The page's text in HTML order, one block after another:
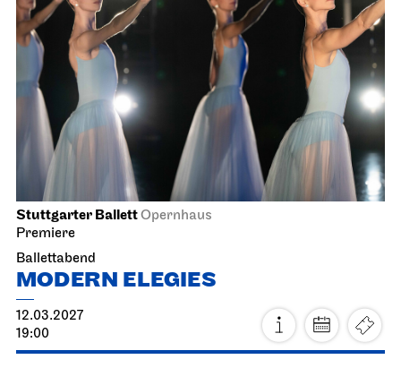
Stuttgarter BallettOpernhaus
Premiere
Ballettabend
MODERN ELEGIES
12.03.2027
19:00